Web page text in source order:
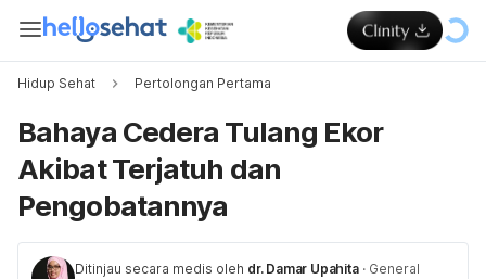
Hidup Sehat Pertolongan Pertama
Bahaya Cedera Tulang Ekor
Akibat Terjatuh dan
Pengobatannya
Ditinjau secara medis oleh dr. Damar Upahita · General